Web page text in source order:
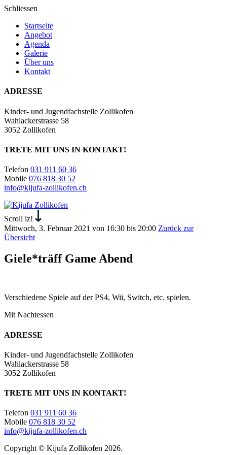
Schliessen
Startseite
Angebot
Agenda
Galerie
Über uns
Kontakt
ADRESSE
Kinder- und Jugendfachstelle Zollikofen
Wahlackerstrasse 58
3052 Zollikofen
TRETE MIT UNS IN KONTAKT!
Telefon 031 911 60 36
Mobile 076 818 30 52
info@kijufa-zollikofen.ch
Scroll iz!
Mittwoch, 3. Februar 2021 von 16:30 bis 20:00 Zurück zur
Übersicht
Giele*träff Game Abend
Verschiedene Spiele auf der PS4, Wii, Switch, etc. spielen.
Mit Nachtessen
ADRESSE
Kinder- und Jugendfachstelle Zollikofen
Wahlackerstrasse 58
3052 Zollikofen
TRETE MIT UNS IN KONTAKT!
Telefon 031 911 60 36
Mobile 076 818 30 52
info@kijufa-zollikofen.ch
Copyright © Kijufa Zollikofen 2026.